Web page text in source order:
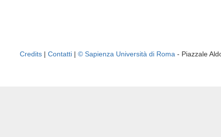
Credits | Contatti | © Sapienza Università di Roma - Piazzale